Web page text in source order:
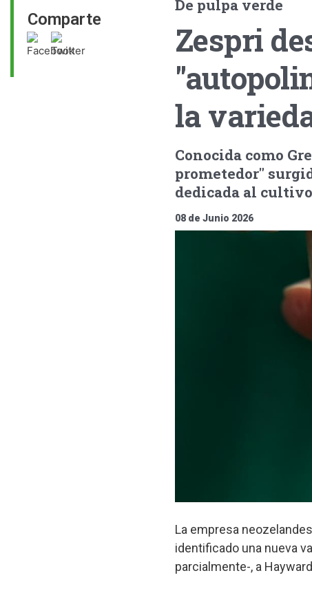
Comparte
De pulpa verde
Zespri
la
Conocida como
prometedor"
dedicada al
08 de Junio 2026
La empresa
identificado una nueva
parcialmente-, a